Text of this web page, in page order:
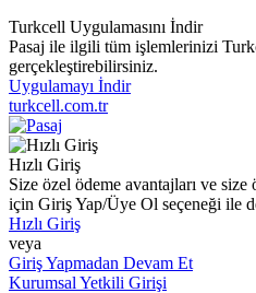
Turkcell Uygulamasını İndir
Pasaj ile ilgili tüm işlemlerinizi
gerçekleştirebilirsiniz.
Uygulamayı İndir
turkcell.com.tr
Hızlı Giriş
Size özel ödeme avantajları ve
için Giriş Yap/Üye Ol seçeneği ile
Hızlı Giriş
veya
Giriş Yapmadan Devam Et
Kurumsal Yetkili Girişi